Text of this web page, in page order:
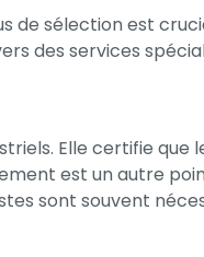
sélection est
des services
Elle certifie
est un autre
sont souvent